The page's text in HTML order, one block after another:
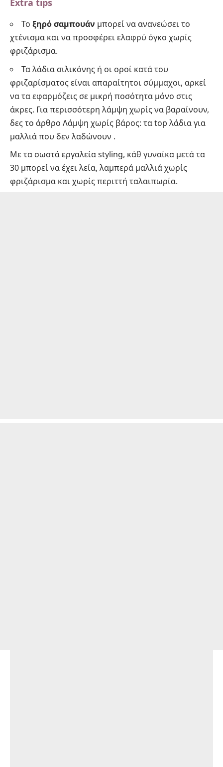
Extra tips
Το ξηρό σαμπουάν μπορεί να ανανεώσει το
χτένισμα και να προσφέρει ελαφρύ όγκο χωρίς
φριζάρισμα.
Τα λάδια σιλικόνης ή οι οροί κατά του
φριζαρίσματος είναι απαραίτητοι σύμμαχοι, αρκεί
να τα εφαρμόζεις σε μικρή ποσότητα μόνο στις
άκρες. Για περισσότερη λάμψη χωρίς να βαραίνουν,
δες το άρθρο Λάμψη χωρίς βάρος: τα top λάδια για
μαλλιά που δεν λαδώνουν .
Με τα σωστά εργαλεία styling, κάθ γυναίκα μετά τα
30 μπορεί να έχει λεία, λαμπερά μαλλιά χωρίς
φριζάρισμα και χωρίς περιττή ταλαιπωρία.